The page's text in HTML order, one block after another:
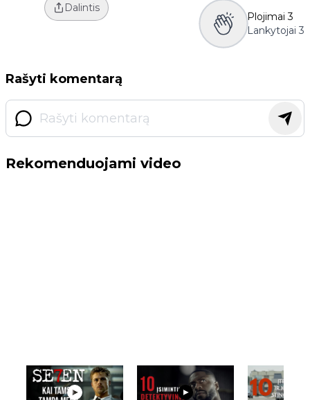
Dalintis
Plojimai 3
Lankytojai 3
Rašyti komentarą
Rekomenduojami video